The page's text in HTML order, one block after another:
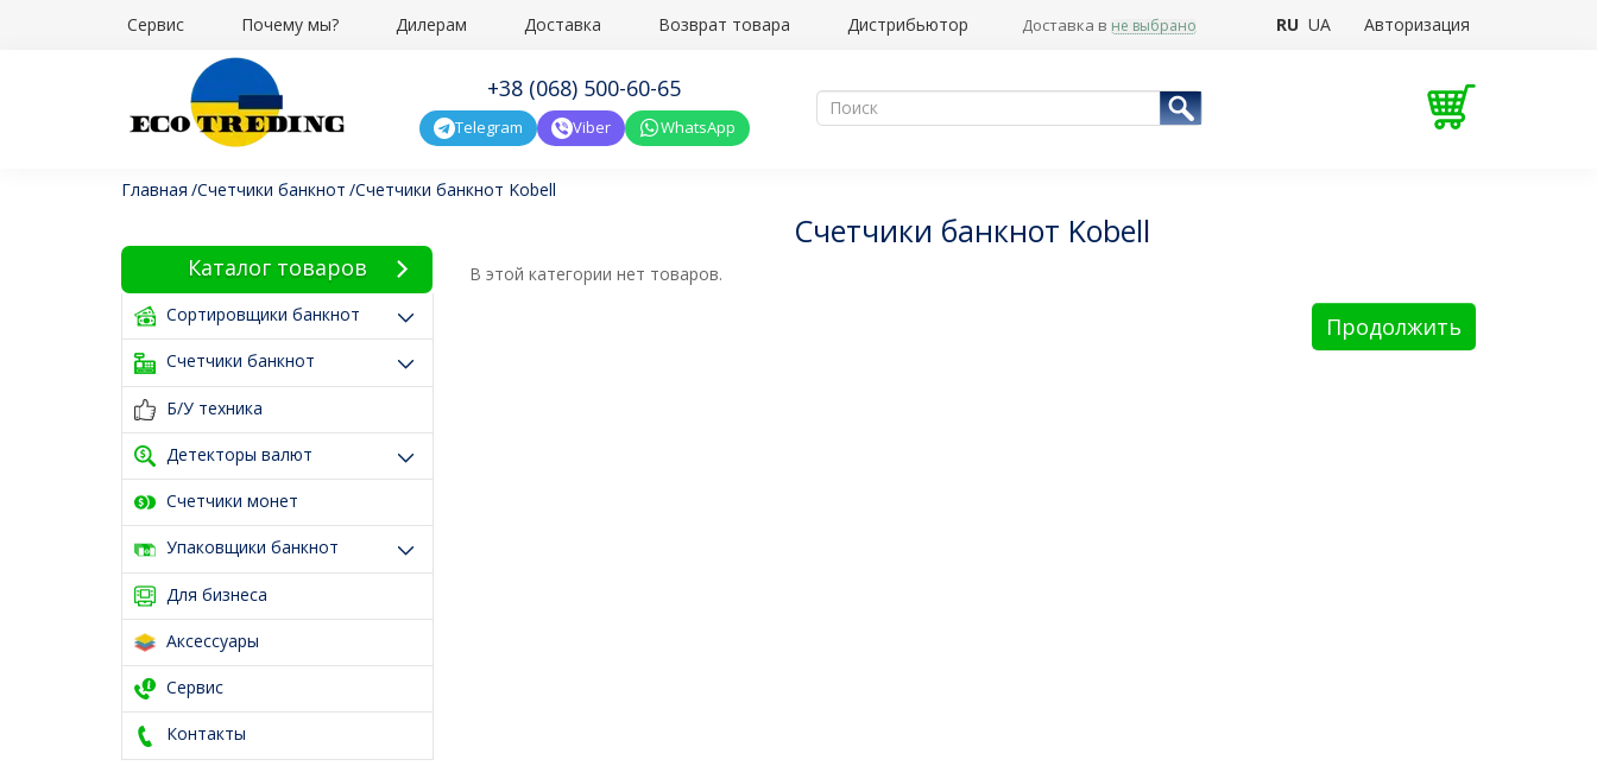
Сервис Почему мы? Дилерам Доставка Возврат товара Дистрибьютор RU UA Авторизация
Доставка в не выбрано
+38 (068) 500-60-65
Telegram Viber WhatsApp
Главная Счетчики банкнот Cчетчики банкнот Kobell
Каталог товаров
Сортировщики банкнот
Счетчики банкнот
Б/У техника
Детекторы валют
Счетчики монет
Упаковщики банкнот
Для бизнеса
Аксессуары
Сервис
Контакты
Cчетчики банкнот Kobell
В этой категории нет товаров.
Продолжить